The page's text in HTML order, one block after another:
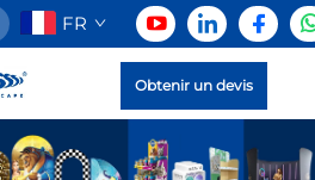
FR
Obtenir un devis